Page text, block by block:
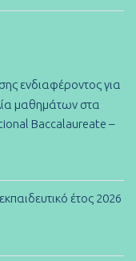
ενδιαφέροντος για
μαθημάτων στα
Baccalaureate –
έτος 2026